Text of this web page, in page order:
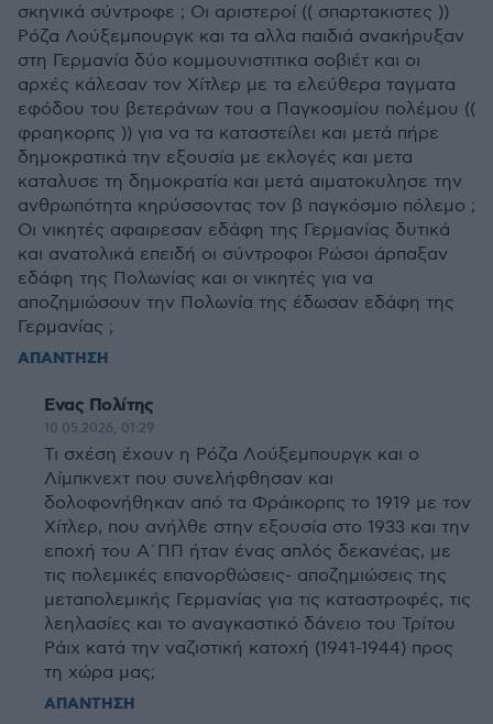
σκηνικά σύντροφε ; Οι αριστεροί (( σπαρτακιστες ))
Ρόζα Λούξεμπουργκ και τα αλλα παιδιά ανακήρυξαν
στη Γερμανία δύο κομμουνιστιτικα σοβιέτ και οι
αρχές κάλεσαν τον Χίτλερ με τα ελεύθερα ταγματα
εφόδου του βετεράνων του α Παγκοσμίου πολέμου ((
φραηκορπς )) για να τα καταστείλει και μετά πήρε
δημοκρατικά την εξουσία με εκλογές και μετα
καταλυσε τη δημοκρατία και μετά αιματοκυλησε την
ανθρωπότητα κηρύσσοντας τον β παγκόσμιο πόλεμο ;
Οι νικητές αφαιρεσαν εδάφη της Γερμανίας δυτικά
και ανατολικά επειδή οι σύντροφοι Ρώσοι άρπαξαν
εδάφη της Πολωνίας και οι νικητές για να
αποζημιώσουν την Πολωνία της έδωσαν εδάφη της
Γερμανίας ;
ΑΠΑΝΤΗΣΗ
Ενας Πολίτης
10.05.2026, 01:29
Τι σχέση έχουν η Ρόζα Λούξεμπουργκ και ο
Λίμπκνεχτ που συνελήφθησαν και
δολοφονήθηκαν από τα Φράικορπς το 1919 με τον
Χίτλερ, που ανήλθε στην εξουσία στο 1933 και την
εποχή του Α΄ΠΠ ήταν ένας απλός δεκανέας, με
τις πολεμικές επανορθώσεις- αποζημιώσεις της
μεταπολεμικής Γερμανίας για τις καταστροφές, τις
λεηλασίες και το αναγκαστικό δάνειο του Τρίτου
Ράιχ κατά την ναζιστική κατοχή (1941-1944) προς
τη χώρα μας;
ΑΠΑΝΤΗΣΗ